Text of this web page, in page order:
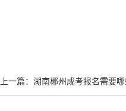
上一篇： 湖南郴州成考报名需要哪